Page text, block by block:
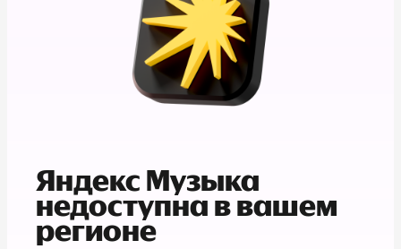
Яндекс Музыка
недоступна в вашем
регионе